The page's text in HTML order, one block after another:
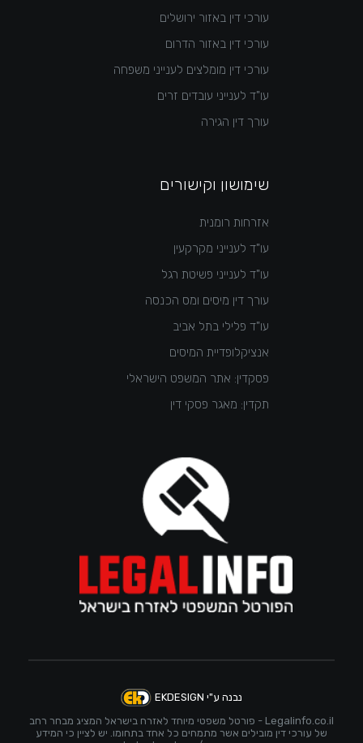
עורכי דין באזור ירושלים
עורכי דין באזור הדרום
עורכי דין מומלצים לענייני משפחה
עו"ד לענייני עובדים זרים
עורך דין הגירה
שימושון וקישורים
אזרחות רומנית
עו"ד לענייני מקרקעין
עו"ד לענייני פשיטת רגל
עורך דין מיסים ומס הכנסה
עו"ד פלילי בתל אביב
אנציקלופדיית המיסים
פסקדין: אתר המשפט הישראלי
תקדין: מאגר פסקי דין
נבנה ע"י EKDESIGN
Legalinfo.co.il - פורטל משפטי מיוחד לאזרח בישראל המציג מבחר רחב
של עורכי דין מובילים אשר מתמחים כל אחד בתחומו. יש לציין כי המידע